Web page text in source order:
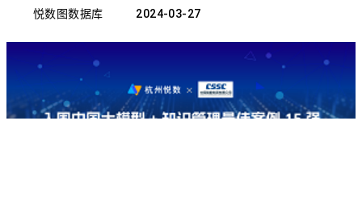
悦数图数据库 2024-03-27